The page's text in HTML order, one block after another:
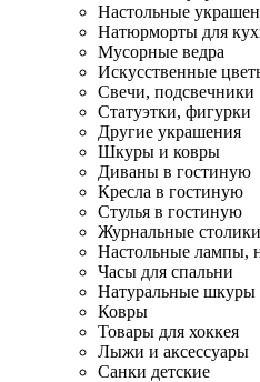
Настольные
Натюрморты для
Мусорные ведра
Искусственные
Свечи, подсвечники
Статуэтки, фигурки
Другие украшения
Шкуры и ковры
Диваны в гостиную
Кресла в гостиную
Стулья в гостиную
Журнальные
Настольные лампы,
Часы для спальни
Натуральные шкуры
Ковры
Товары для хоккея
Лыжи и аксессуары
Санки детские